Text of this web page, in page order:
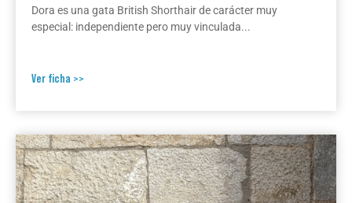
Dora es una gata British Shorthair de carácter muy
especial: independiente pero muy vinculada...
Ver ficha >>